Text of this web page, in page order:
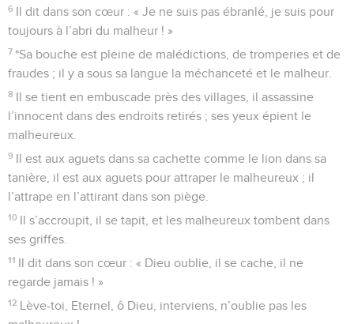
6 Il dit dans son cœur : « Je ne suis pas ébranlé, je suis pour
toujours à l’abri du malheur ! »
7 *Sa bouche est pleine de malédictions, de tromperies et de
fraudes ; il y a sous sa langue la méchanceté et le malheur.
8 Il se tient en embuscade près des villages, il assassine
l’innocent dans des endroits retirés ; ses yeux épient le
malheureux.
9 Il est aux aguets dans sa cachette comme le lion dans sa
tanière, il est aux aguets pour attraper le malheureux ; il
l’attrape en l’attirant dans son piège.
10 Il s’accroupit, il se tapit, et les malheureux tombent dans
ses griffes.
11 Il dit dans son cœur : « Dieu oublie, il se cache, il ne
regarde jamais ! »
12 Lève-toi, Eternel, ô Dieu, interviens, n’oublie pas les